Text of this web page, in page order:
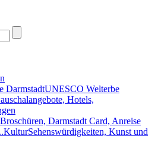
DarmstadtUNESCO Welterbe
Hotels,
Darmstadt Card, Anreise
Sehenswürdigkeiten, Kunst und